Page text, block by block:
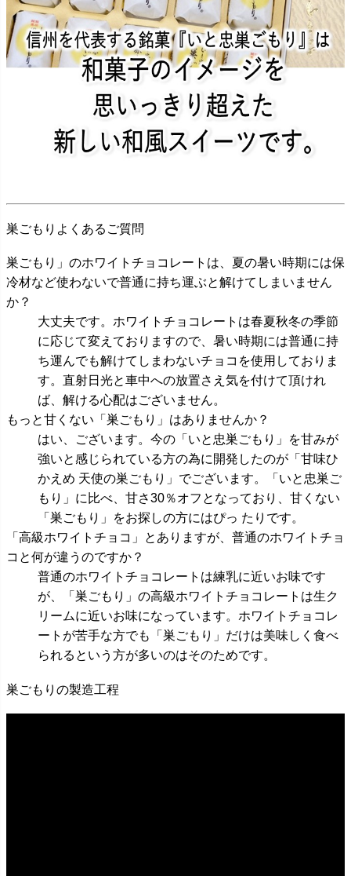
巣ごもりよくあるご質問
巣ごもり」のホワイトチョコレートは、夏の暑い時期には保
冷材など使わないで普通に持ち運ぶと解けてしまいません
か？
大丈夫です。ホワイトチョコレートは春夏秋冬の季節
に応じて変えておりますので、暑い時期には普通に持
ち運んでも解けてしまわないチョコを使用しておりま
す。直射日光と車中への放置さえ気を付けて頂けれ
ば、解ける心配はございません。
もっと甘くない「巣ごもり」はありませんか？
はい、ございます。今の「いと忠巣ごもり」を甘みが
強いと感じられている方の為に開発したのが「甘味ひ
かえめ 天使の巣ごもり」でございます。「いと忠巣ご
もり」に比べ、甘さ30％オフとなっており、甘くない
「巣ごもり」をお探しの方にはぴっ たりです。
「高級ホワイトチョコ」とありますが、普通のホワイトチョ
コと何が違うのですか？
普通のホワイトチョコレートは練乳に近いお味です
が、「巣ごもり」の高級ホワイトチョコレートは生ク
リームに近いお味になっています。ホワイトチョコレ
ートが苦手な方でも「巣ごもり」だけは美味しく食べ
られるという方が多いのはそのためです。
巣ごもりの製造工程